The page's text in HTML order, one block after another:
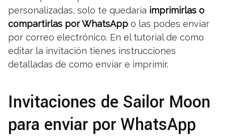
personalizadas, solo te quedaría imprimirlas o
compartirlas por WhatsApp o las podes enviar
por correo electrónico. En el tutorial de como
editar la invitación tienes instrucciones
detalladas de como enviar e imprimir.
Invitaciones de Sailor Moon
para enviar por WhatsApp